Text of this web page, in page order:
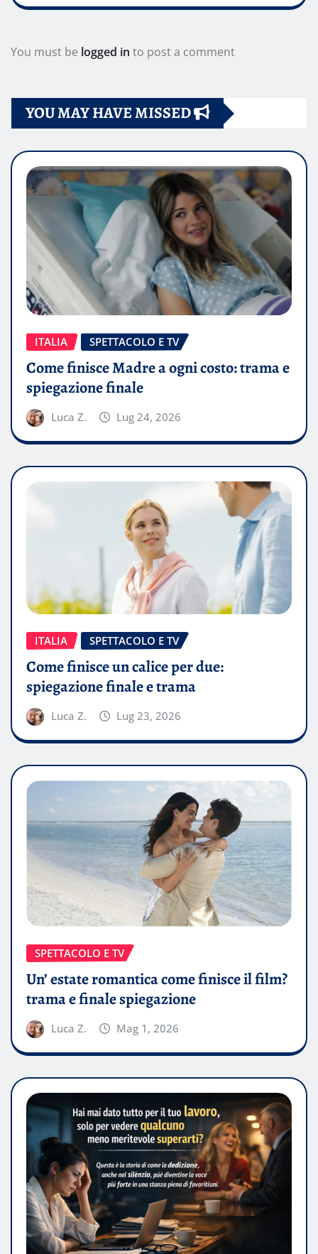
You must be logged in to post a comment
YOU MAY HAVE MISSED
ITALIA SPETTACOLO E TV
Come finisce Madre a ogni costo: trama e
spiegazione finale
Luca Z. Lug 24, 2026
ITALIA SPETTACOLO E TV
Come finisce un calice per due:
spiegazione finale e trama
Luca Z. Lug 23, 2026
SPETTACOLO E TV
Un’ estate romantica come finisce il film?
trama e finale spiegazione
Luca Z. Mag 1, 2026